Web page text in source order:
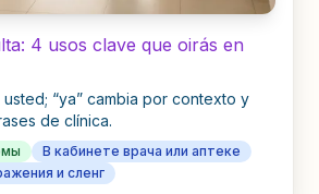
4 usos clave que oirás en
usted; “ya” cambia por contexto y
de clínica.
В кабинете врача или аптеке
и сленг